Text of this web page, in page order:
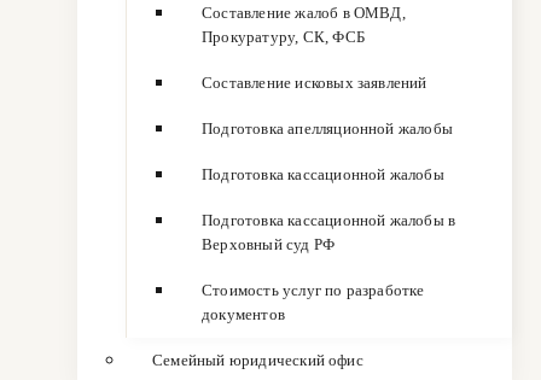
Составление жалоб в ОМВД,
Прокуратуру, СК, ФСБ
Составление исковых заявлений
Подготовка апелляционной жалобы
Подготовка кассационной жалобы
Подготовка кассационной жалобы в
Верховный суд РФ
Стоимость услуг по разработке
документов
Семейный юридический офис